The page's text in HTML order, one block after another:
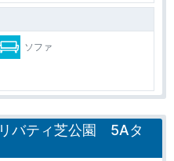
ソファ
バティ芝公園 5Aタ